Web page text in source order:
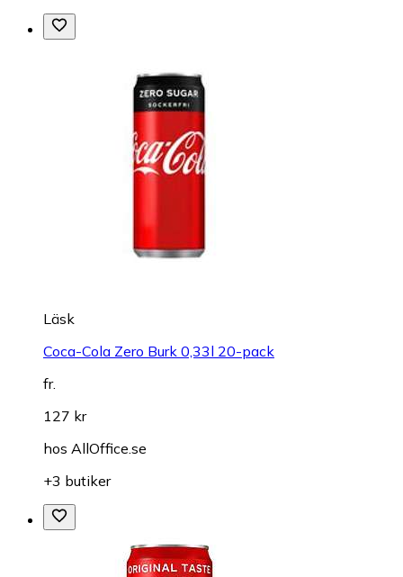
Läsk
Coca-Cola Zero Burk 0,33l 20-pack
fr.
127 kr
hos AllOffice.se
+3 butiker